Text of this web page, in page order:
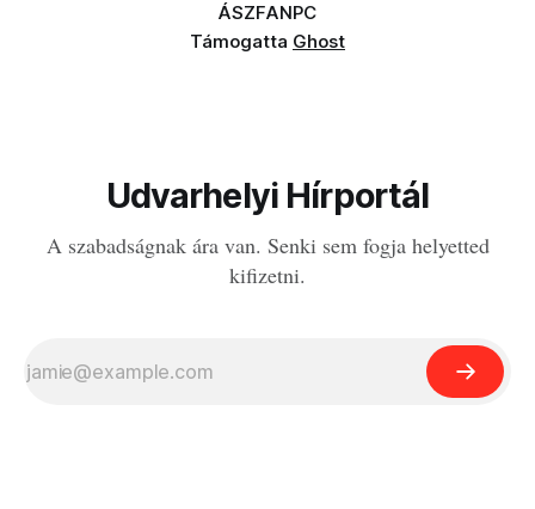
ÁSZFANPC
Támogatta Ghost
Udvarhelyi Hírportál
A szabadságnak ára van. Senki sem fogja helyetted
kifizetni.